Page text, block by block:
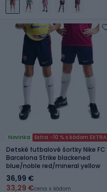
Novinka Extra -10 % s kódom EXTRA
Detské futbalové šortky Nike FC
Barcelona Strike blackened
blue/noble red/mineral yellow
36,99 €
33,29 €cena s kódom